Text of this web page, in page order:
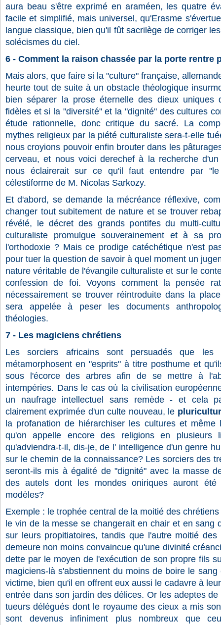
aura beau s'être exprimé en araméen, les quatre
facile et simplifié, mais universel, qu'Erasme
langue classique, bien qu'il fût sacrilège de corriger
solécismes du ciel.
6 - Comment la raison chassée par la porte rentre
Mais alors, que faire si la "culture" française,
heurte tout de suite à un obstacle théologique
bien séparer la prose éternelle des dieux uniques
fidèles et si la "diversité" et la "dignité" des cultures
étude rationnelle, donc critique du sacré. La
mythes religieux par la piété culturaliste sera-t-elle
nous croyions pouvoir enfin brouter dans les
cerveau, et nous voici derechef à la recherche
nous éclairerait sur ce qu'il faut entendre par
célestiforme de M. Nicolas Sarkozy.
Et d'abord, se demande la mécréance réflexive,
changer tout subitement de nature et se trouver
révélé, le décret des grands pontifes du multi-
culturaliste promulgue souverainement et à sa
l'orthodoxie ? Mais ce prodige catéchétique n'est
pour tuer la question de savoir à quel moment un
nature véritable de l'évangile culturaliste et sur le
confession de foi. Voyons comment la pensée
nécessairement se trouver réintroduite dans la
sera appelée à peser les documents
théologies.
7 - Les magiciens chrétiens
Les sorciers africains sont persuadés que
métamorphosent en "esprits" à titre posthume et
sous l'écorce des arbres afin de se mettre à
intempéries. Dans le cas où la civilisation
un naufrage intellectuel sans remède - et cela
clairement exprimée d'un culte nouveau, le
la profanation de hiérarchiser les cultures et même
qu'on appelle encore des religions en plusieurs
qu'adviendra-t-il, dis-je, de l' intelligence d'un genre
sur le chemin de la connaissance? Les sorciers des
seront-ils mis à égalité de "dignité" avec la masse
des autels dont les mondes oniriques auront été
modèles?
Exemple : le trophée central de la moitié des
le vin de la messe se changerait en chair et en sang
sur leurs propitiatoires, tandis que l'autre moitié
demeure non moins convaincue qu'une divinité
dette par le moyen de l'exécution de son propre fils
magiciens-là s'abstiennent du moins de boire le
victime, bien qu'il en offrent eux aussi le cadavre à
entrée dans son jardin des délices. Or les adeptes
tueurs délégués dont le royaume des cieux a mis
sont devenus infiniment plus nombreux que